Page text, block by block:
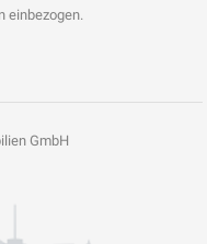
einbezogen.
GmbH